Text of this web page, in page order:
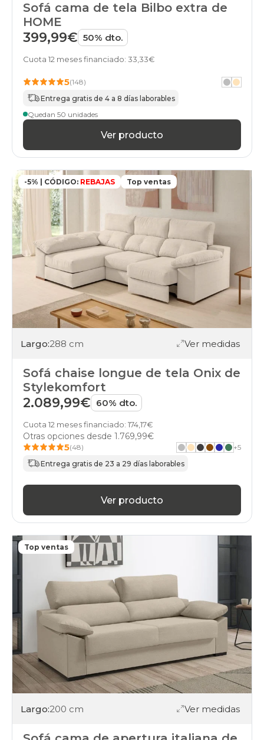
Sofá cama de tela Bilbo extra de
HOME
399,99€ 50% dto.
Cuota 12 meses financiado: 33,33€
5(148)
Entrega gratis de 4 a 8 días laborables
Quedan 50 unidades
Ver producto
-5% | CÓDIGO: REBAJAS Top ventas
Largo:288 cm Ver medidas
Sofá chaise longue de tela Onix de
Stylekomfort
2.089,99€ 60% dto.
Cuota 12 meses financiado: 174,17€
Otras opciones desde 1.769,99€
5(48) +5
Entrega gratis de 23 a 29 días laborables
Ver producto
Top ventas
Largo:200 cm Ver medidas